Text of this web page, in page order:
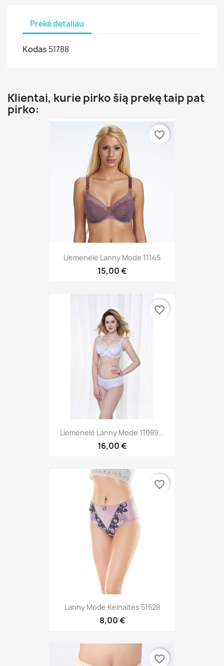
Prekė detaliau
Kodas 51788
Klientai, kurie pirko šią prekę taip pat
pirko:
Liemenėlė Lanny Mode 11145
15,00 €
favorite_border
Liemenėlė Lanny Mode 11089...
16,00 €
favorite_border
Lanny Mode Kelnaitės 51528
8,00 €
favorite_border
favorite_border